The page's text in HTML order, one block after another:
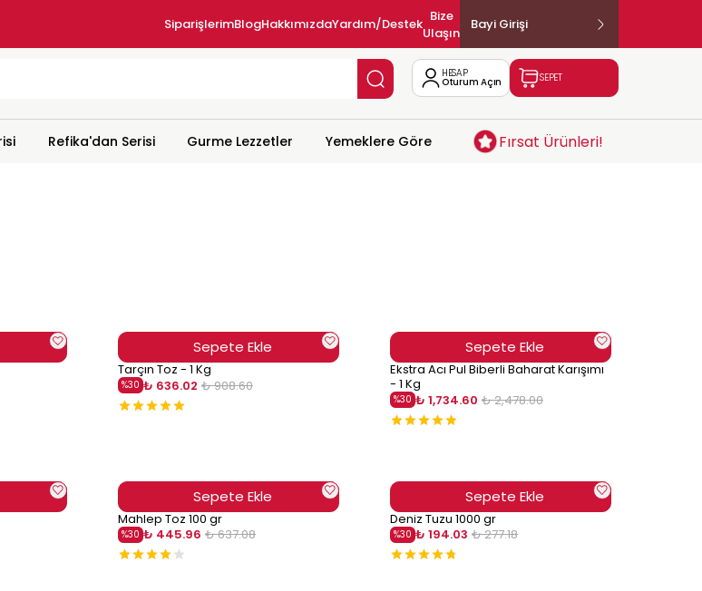
SiparişlerimBlogHakkımızdaYardım/Destek Bize
Ulaşın
Bayi Girişi
HESAP
Oturum Açın SEPET
Refika'dan Serisi Gurme Lezzetler Yemeklere Göre Fırsat Ürünleri!
Sepete Ekle
Tarçın Toz - 1 Kg
%30 ₺ 636.02 ₺ 908.60
Sepete Ekle
Ekstra Acı Pul Biberli Baharat Karışımı
- 1 Kg
%30 ₺ 1,734.60 ₺ 2,478.00
Sepete Ekle
Mahlep Toz 100 gr
%30 ₺ 445.96 ₺ 637.08
Sepete Ekle
Deniz Tuzu 1000 gr
%30 ₺ 194.03 ₺ 277.18